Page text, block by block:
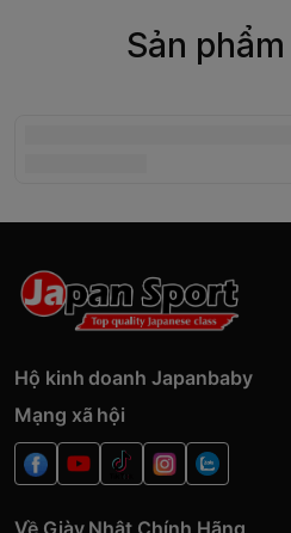
Sản
Hộ kinh doanh Japanbaby
Mạng xã hội